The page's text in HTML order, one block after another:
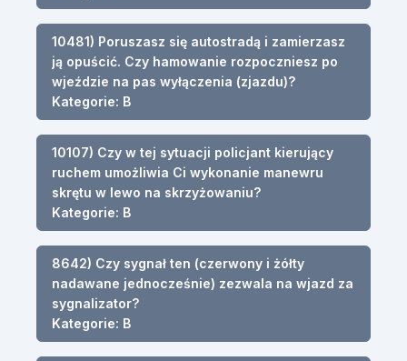
10481) Poruszasz się autostradą i zamierzasz
ją opuścić. Czy hamowanie rozpoczniesz po
wjeździe na pas wyłączenia (zjazdu)?
Kategorie: B
10107) Czy w tej sytuacji policjant kierujący
ruchem umożliwia Ci wykonanie manewru
skrętu w lewo na skrzyżowaniu?
Kategorie: B
8642) Czy sygnał ten (czerwony i żółty
nadawane jednocześnie) zezwala na wjazd za
sygnalizator?
Kategorie: B